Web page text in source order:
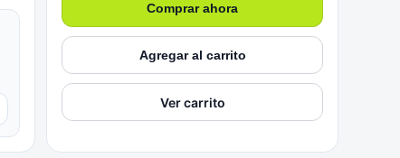
Comprar ahora
Agregar al carrito
Ver carrito